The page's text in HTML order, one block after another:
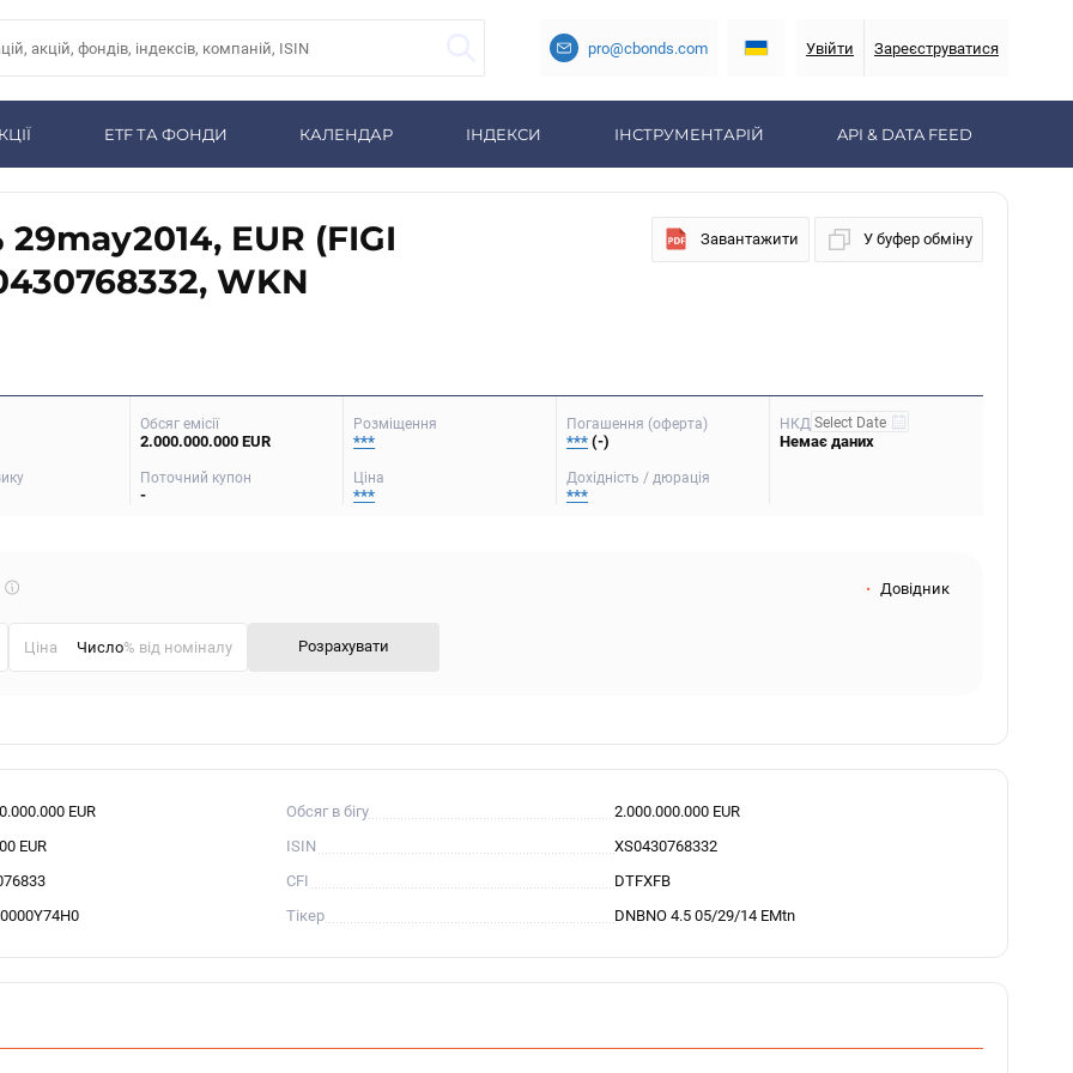
pro@cbonds.com Увійти Зареєструватися
ETF ТА ФОНДИ КАЛЕНДАР ІНДЕКСИ ІНСТРУМЕНТАРІЙ API & DATA FEED
EUR (FIGI
WKN
Завантажити У буфер обміну
Обсяг емісії
2.000.000.000 EUR
Розміщення
***
Погашення (оферта)
*** (-)
НКД
Немає даних
Поточний купон
-
Ціна
***
Дохідність / дюрація
***
Що
Довідник
Ціна % від номіналу Розрахувати
EUR Обсяг в бігу
2.000.000.000 EUR
EUR
ISIN
XS0430768332
CFI
DTFXFB
Тікер DNBNO 4.5 05/29/14 EMtn